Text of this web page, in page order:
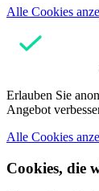
Alle Cookies
Erlauben Sie
Angebot
Alle Cookies
Cookies, die